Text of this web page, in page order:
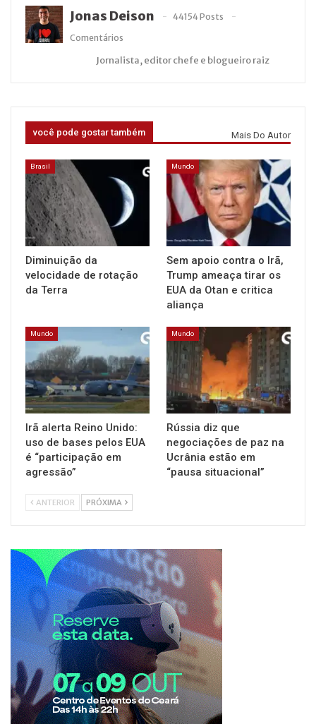
Jonas Deison
44154 Posts
Comentários
Jornalista, editor chefe e blogueiro raiz
você pode gostar também Mais Do Autor
Brasil
Diminuição da
velocidade de rotação
da Terra
Mundo
Sem apoio contra o Irã,
Trump ameaça tirar os
EUA da Otan e critica
aliança
Mundo
Irã alerta Reino Unido:
uso de bases pelos EUA
é “participação em
agressão”
Mundo
Rússia diz que
negociações de paz na
Ucrânia estão em
“pausa situacional”
ANTERIOR PRÓXIMA